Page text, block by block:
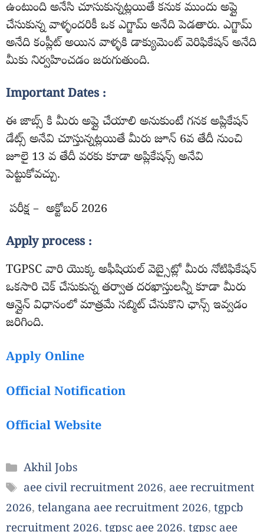
ఉంటుంది అనేసి చూసుకున్నట్లయితే కనుక ముందు అప్లై
చేసుకున్న వాళ్ళందరికీ ఒక ఎగ్జామ్ అనేది పెడతారు. ఎగ్జామ్
అనేది కంప్లీట్ అయిన వాళ్ళకి డాక్యుమెంట్ వెరిఫికేషన్ అనేది
మీకు నిర్వహించడం జరుగుతుంది.
Important Dates :
ఈ జాబ్స్ కి మీరు అప్లై చేయాలి అనుకుంటే గనక అప్లికేషన్
డేట్స్ అనేవి చూస్తున్నట్లయితే మీరు జూన్ 6వ తేదీ నుంచి
జూలై 13 వ తేదీ వరకు కూడా అప్లికేషన్స్ అనేవి
పెట్టుకోవచ్చు.
పరీక్ష – అక్టోబర్ 2026
Apply process :
TGPSC వారి యొక్క అఫీషియల్ వెబ్సైట్లో మీరు నోటిఫికేషన్
ఒకసారి చెక్ చేసుకున్న తర్వాత దరఖాస్తులన్నీ కూడా మీరు
ఆన్లైన్ విధానంలో మాత్రమే సబ్మిట్ చేసుకొని ఛాన్స్ ఇవ్వడం
జరిగింది.
Apply Online
Official Notification
Official Website
Categories
Akhil Jobs
Tags
aee civil recruitment 2026, aee recruitment
2026, telangana aee recruitment 2026, tgpcb